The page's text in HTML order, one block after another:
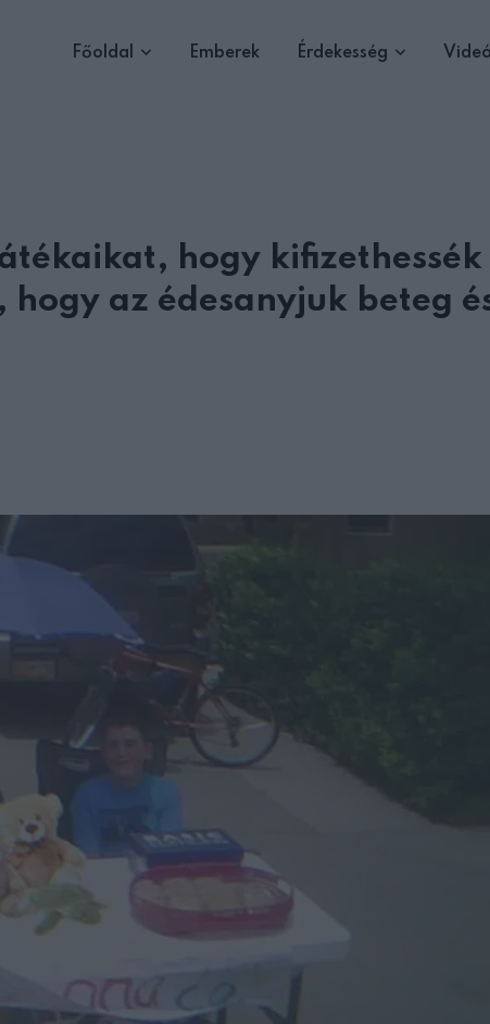
Főoldal Emberek Érdekesség
hogy kifizethessék
az édesanyjuk beteg